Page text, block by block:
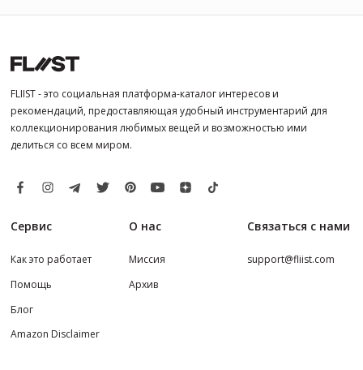
FLIIST - это социальная платформа-каталог интересов и
рекомендаций, предоставляющая удобный инструментарий для
коллекционирования любимых вещей и возможностью ими
делиться со всем миром.
Сервис
Как это работает
Помощь
Блог
Amazon Disclaimer
О нас
Миссия
Архив
Связаться с нами
support@fliist.com